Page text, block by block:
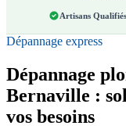
Artisans
Dépannage express
Dépannage
Bernaville :
vos besoins